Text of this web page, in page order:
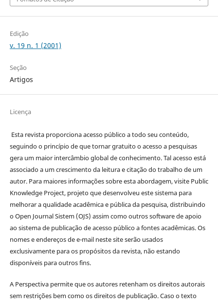
Edição
v. 19 n. 1 (2001)
Seção
Artigos
Licença
Esta revista proporciona acesso público a todo seu conteúdo,
seguindo o princípio de que tornar gratuito o acesso a pesquisas
gera um maior intercâmbio global de conhecimento. Tal acesso está
associado a um crescimento da leitura e citação do trabalho de um
autor. Para maiores informações sobre esta abordagem, visite Public
Knowledge Project, projeto que desenvolveu este sistema para
melhorar a qualidade acadêmica e pública da pesquisa, distribuindo
o Open Journal Sistem (OJS) assim como outros software de apoio
ao sistema de publicação de acesso público a fontes acadêmicas. Os
nomes e endereços de e-mail neste site serão usados
exclusivamente para os propósitos da revista, não estando
disponíveis para outros fins.
A Perspectiva permite que os autores retenham os direitos autorais
sem restrições bem como os direitos de publicação. Caso o texto